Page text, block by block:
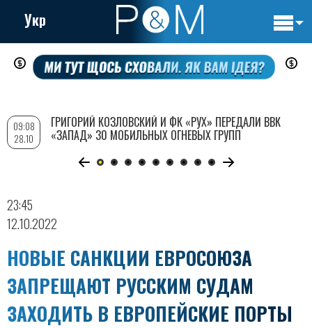
Перейти
содержанию
Укр
23:45
12.10.2022
НОВЫЕ САНКЦИИ ЕВРОСОЮЗА
ЗАПРЕЩАЮТ РУССКИМ СУДАМ
ЗАХОДИТЬ В ЕВРОПЕЙСКИЕ ПОРТЫ
09:08
28.10
ГРИГОРИЙ КОЗЛОВСКИЙ И ФК «РУХ» ПЕРЕДАЛИ ВВК
«ЗАПАД» 30 МОБИЛЬНЫХ ОГНЕВЫХ ГРУПП